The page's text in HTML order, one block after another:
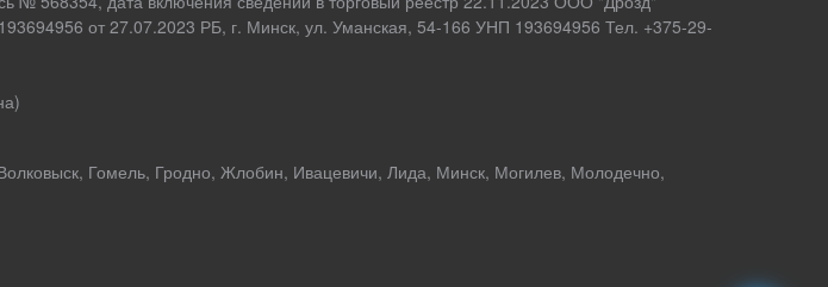
от 27.07.2023 РБ, г. Минск, ул. Уманская, 54-166 УНП 193694956 Тел. +375-29-
Гомель, Гродно, Жлобин, Ивацевичи, Лида, Минск, Могилев, Молодечно,